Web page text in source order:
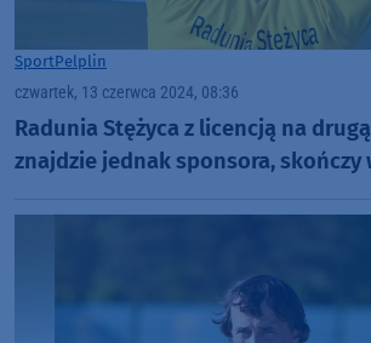
SportPelplin
czwartek, 13 czerwca 2024, 08:36
Radunia Stężyca z licencją na
znajdzie jednak sponsora, skończy